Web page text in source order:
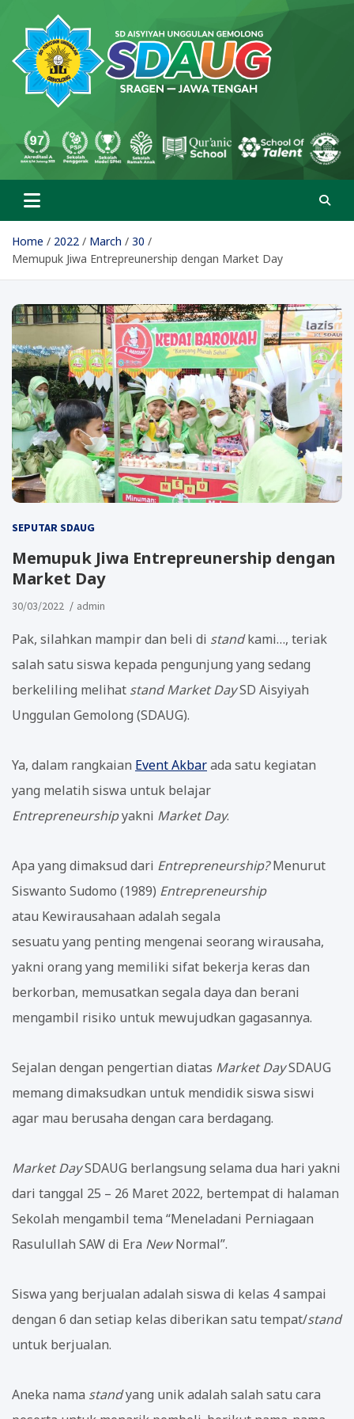
content
SD Aisyiyah Unggulan
Gemolong
Home 2022 March
30
Memupuk Jiwa Entrepreunership dengan Market Day
SEPUTAR SDAUG
Memupuk Jiwa Entrepreunership dengan
Market Day
30/03/2022 admin
Pak, silahkan mampir dan beli di standkami…, teriak
salah satu siswa kepada pengunjung yang sedang
berkeliling melihat stand Market DaySD Aisyiyah
Unggulan Gemolong (SDAUG).
Ya, dalam rangkaian Event Akbarada satu kegiatan
yang melatih siswa untuk belajar
Entrepreneurshipyakni Market Day.
Apa yang dimaksud dari Entrepreneurship? Menurut
Siswanto Sudomo (1989) Entrepreneurship
atau Kewirausahaan adalah segala
sesuatu yang penting mengenai seorang wirausaha,
yakni orang yang memiliki sifat bekerja keras dan
berkorban, memusatkan segala daya dan berani
mengambil risiko untuk mewujudkan gagasannya.
Sejalan dengan pengertian diatas Market DaySDAUG
memang dimaksudkan untuk mendidik siswa siswi
agar mau berusaha dengan cara berdagang.
Market DaySDAUG berlangsung selama dua hari yakni
dari tanggal 25 – 26 Maret 2022, bertempat di halaman
Sekolah mengambil tema “Meneladani Perniagaan
Rasulullah SAW di Era NewNormal”.
Siswa yang berjualan adalah siswa di kelas 4 sampai
dengan 6 dan setiap kelas diberikan satu tempat/stand
untuk berjualan.
Aneka nama standyang unik adalah salah satu cara